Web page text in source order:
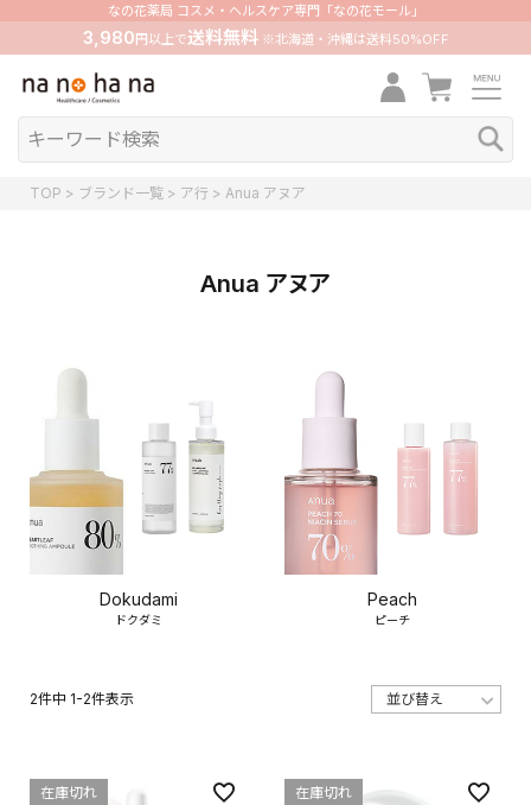
なの花薬局 コスメ・ヘルスケア専門「なの花モール」
3,980 円以上で送料無料※北海道・沖縄は送料50%OFF
TOP ブランド一覧 ア行 Anua アヌア
Anua アヌア
Dokudami
ドクダミ
Peach
ピーチ
2件中 1-2件表示
在庫切れ 在庫切れ